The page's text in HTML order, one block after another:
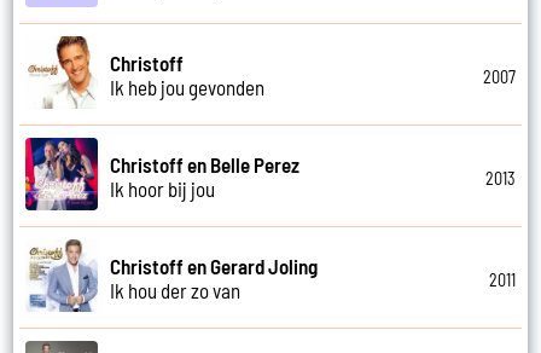
Christoff
Ik heb jou gevonden
2007
Christoff en Belle Perez
Ik hoor bij jou
2013
Christoff en Gerard Joling
Ik hou der zo van
2011